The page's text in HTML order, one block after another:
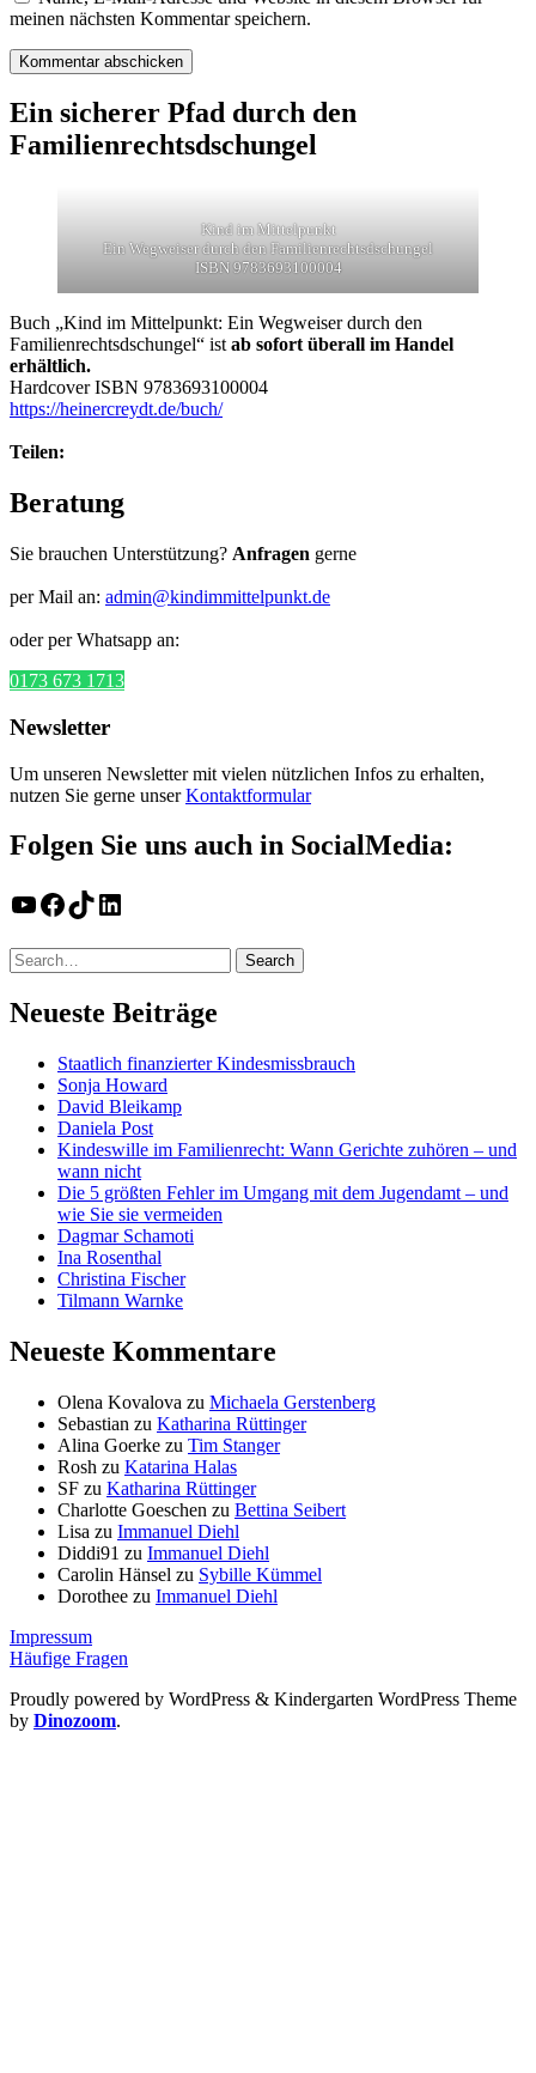
meinen nächsten Kommentar speichern.
Ein sicherer Pfad durch den
Familienrechtsdschungel
Kind im Mittelpunkt
Ein Wegweiser durch den Familienrechtsdschungel
ISBN 9783693100004
Buch „Kind im Mittelpunkt: Ein Wegweiser durch den
Familienrechtsdschungel“ ist ab sofort überall im Handel
erhältlich.
Hardcover ISBN 9783693100004
https://heinercreydt.de/buch/
Teilen:
Beratung
Sie brauchen Unterstützung? Anfragen gerne
per Mail an: admin@kindimmittelpunkt.de
oder per Whatsapp an:
0173 673 1713
Newsletter
Um unseren Newsletter mit vielen nützlichen Infos zu erhalten,
nutzen Sie gerne unserKontaktformular
Folgen Sie uns auch in SocialMedia:
YouTube
Facebook
TikTokLinkedIn
Neueste Beiträge
Staatlich finanzierter Kindesmissbrauch
Sonja Howard
David Bleikamp
Daniela Post
Kindeswille im Familienrecht: Wann Gerichte zuhören – und
wann nicht
Die 5 größten Fehler im Umgang mit dem Jugendamt – und
wie Sie sie vermeiden
Dagmar Schamoti
Ina Rosenthal
Christina Fischer
Tilmann Warnke
Neueste Kommentare
Olena Kovalova zu Michaela Gerstenberg
Sebastian zu Katharina Rüttinger
Alina Goerke zu Tim Stanger
Rosh zu Katarina Halas
SF zu Katharina Rüttinger
Charlotte Goeschen zu Bettina Seibert
Lisa zu Immanuel Diehl
Diddi91 zu Immanuel Diehl
Carolin Hänsel zu Sybille Kümmel
Dorothee zu Immanuel Diehl
Impressum
Häufige Fragen
Proudly powered by WordPress & Kindergarten WordPress Theme
by Dinozoom.